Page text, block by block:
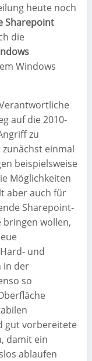
heute noch
Sharepoint
die
Windows
auf die 2010-
zu
einmal
beispielsweise
Möglichkeiten
aber auch für
Sharepoint-
bringen wollen,
und
in der
so
gut vorbereitete
damit ein
ablaufen